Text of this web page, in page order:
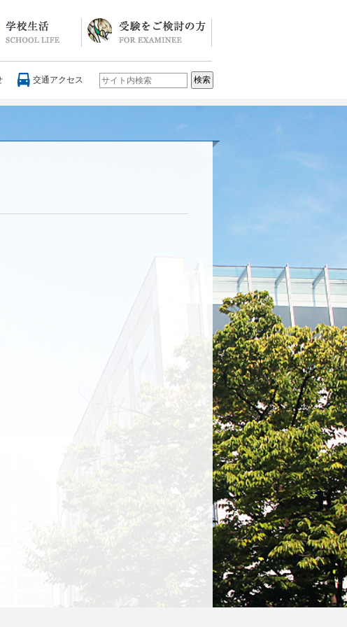
ベント
ィアエピソード
日々(ブログ) 学校説明会・イベント一覧
入試要項・入試結果
Q&A
お問い合わせ
学校案内パンフレット
交通アクセス